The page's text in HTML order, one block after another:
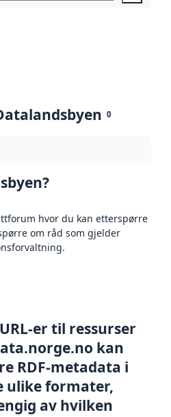
0
hvor du kan etterspørre
om råd som gjelder
er til ressurser
kan
RDF-metadata i
ulike formater,
av hvilken